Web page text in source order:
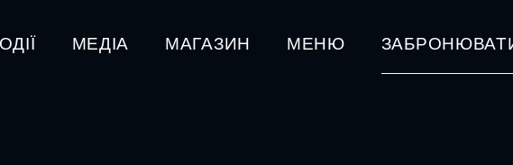
МЕДІА МАГАЗИН МЕНЮ